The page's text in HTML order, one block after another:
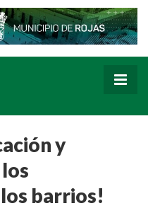
y
barrios!